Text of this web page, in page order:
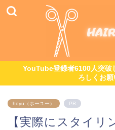
YouTube登録者6100人突破
ろしくお願
hoyu（ホーユー） PR
【実際にスタイリ